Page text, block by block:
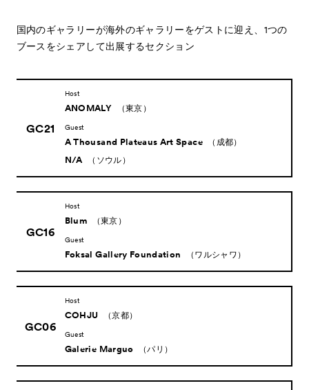
国内のギャラリーが海外のギャラリーをゲストに迎え、 1つの
ブースをシェアして出展するセクション
GC21
Host
ANOMALY （東京）
Guest
A Thousand Plateaus Art Space （成都）
N/A （ソウル）
GC16
Host
Blum （東京）
Guest
Foksal Gallery Foundation （ワルシャワ）
GC06
Host
COHJU （京都）
Guest
Galerie Marguo （パリ）